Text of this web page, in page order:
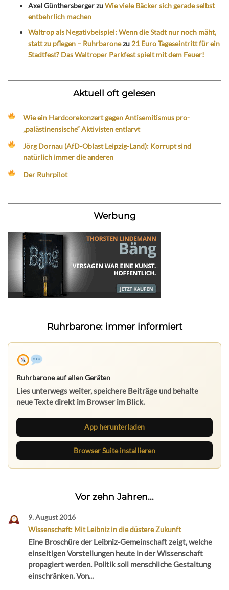
Axel GünthersbergerzuWie viele Bäcker sich gerade selbst
entbehrlich machen
Waltrop als Negativbeispiel: Wenn die Stadt nur noch mäht,
statt zu pflegen – Ruhrbaronezu21 Euro Tageseintritt für ein
Stadtfest? Das Waltroper Parkfest spielt mit dem Feuer!
Aktuell oft gelesen
Wie ein Hardcorekonzert gegen Antisemitismus pro-
„palästinensische“ Aktivisten entlarvt
Jörg Dornau (AfD-Oblast Leipzig-Land): Korrupt sind
natürlich immer die anderen
Der Ruhrpilot
Werbung
Ruhrbarone: immer informiert
Ruhrbarone auf allen Geräten
Lies unterwegs weiter, speichere Beiträge und behalte
neue Texte direkt im Browser im Blick.
App herunterladen
Browser Suite installieren
Vor zehn Jahren...
9. August 2016
Wissenschaft: Mit Leibniz in die düstere Zukunft
Eine Broschüre der Leibniz-Gemeinschaft zeigt, welche
einseitigen Vorstellungen heute in der Wissenschaft
propagiert werden. Politik soll menschliche Gestaltung
einschränken. Von...